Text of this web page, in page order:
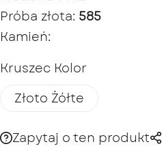
Próba złota: 585
Kamień:
Kruszec Kolor
Złoto Żółte
Zapytaj o ten produkt